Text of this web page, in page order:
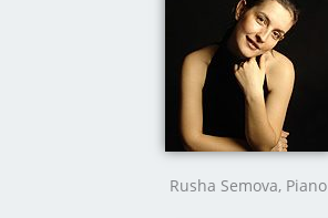
Rusha Semova, Piano